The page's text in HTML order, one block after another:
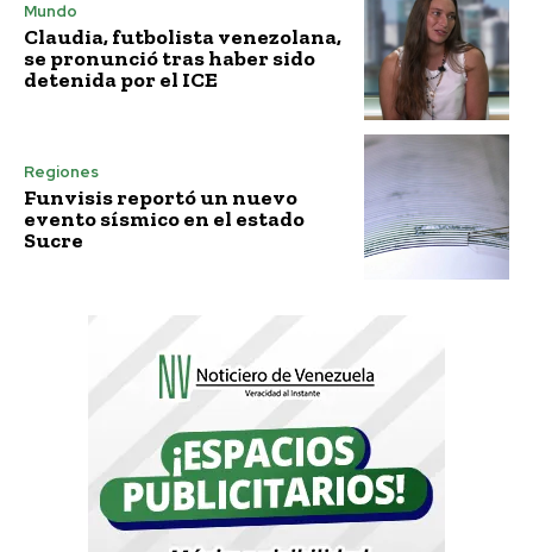
Mundo
Claudia, futbolista venezolana,
se pronunció tras haber sido
detenida por el ICE
Regiones
Funvisis reportó un nuevo
evento sísmico en el estado
Sucre